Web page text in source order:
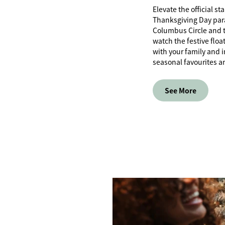
Elevate the official
Thanksgiving Day
Columbus Circle and
watch the festive
with your family and
seasonal favourites
See More